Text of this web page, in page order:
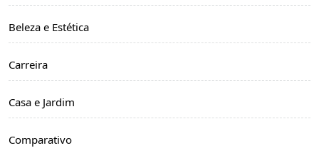
Beleza e Estética
Carreira
Casa e Jardim
Comparativo